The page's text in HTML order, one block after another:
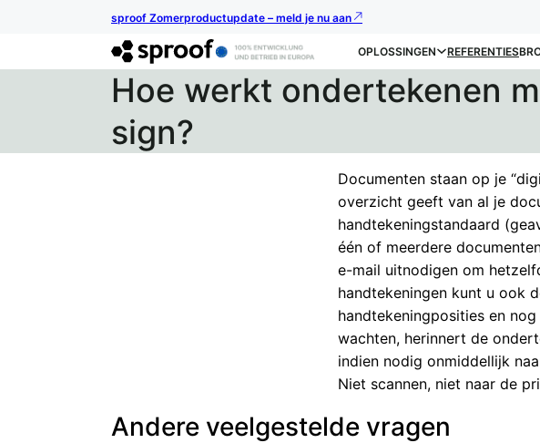
sproof Zomerproductupdate – meld je nu aan
OPLOSSINGEN REFERENTIES
Hoe werkt ondertekenen
sign?
Documenten staan op je
overzicht geeft van al je
handtekeningstandaard
één of meerdere
e-mail uitnodigen om
handtekeningen kunt u ook
handtekeningposities en
wachten, herinnert de
indien nodig onmiddellijk
Niet scannen, niet naar de
Andere veelgestelde vragen